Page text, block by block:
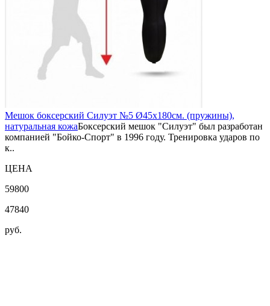
Мешок боксерский Силуэт №5 Ø45х180см. (пружины),
натуральная кожаБоксерский мешок "Силуэт" был разработан
компанией "Бойко-Спорт" в 1996 году. Тренировка ударов по
к..
ЦЕНА
59800
47840
руб.